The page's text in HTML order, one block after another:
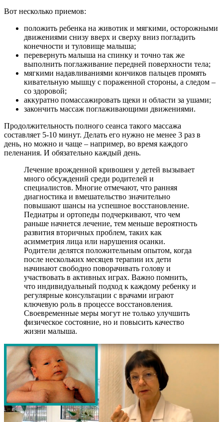
Вот несколько приемов:
положить ребенка на животик и мягкими, осторожными
движениями снизу вверх и сверху вниз погладить
конечности и туловище малыша;
перевернуть малыша на спинку и точно так же
выполнить поглаживание передней поверхности тела;
мягкими надавливаниями кончиков пальцев промять
кивательную мышцу с пораженной стороны, а следом –
со здоровой;
аккуратно помассажировать щеки и области за ушами;
закончить массаж поглаживающими движениями.
Продолжительность полного сеанса такого массажа
составляет 5-10 минут. Делать его нужно не менее 3 раз в
день, но можно и чаще – например, во время каждого
пеленания. И обязательно каждый день.
Лечение врожденной кривошеи у детей вызывает
много обсуждений среди родителей и
специалистов. Многие отмечают, что ранняя
диагностика и вмешательство значительно
повышают шансы на успешное восстановление.
Педиатры и ортопеды подчеркивают, что чем
раньше начнется лечение, тем меньше вероятность
развития вторичных проблем, таких как
асимметрия лица или нарушения осанки.
Родители делятся положительным опытом, когда
после нескольких месяцев терапии их дети
начинают свободно поворачивать голову и
участвовать в активных играх. Важно помнить,
что индивидуальный подход к каждому ребенку и
регулярные консультации с врачами играют
ключевую роль в процессе восстановления.
Своевременные меры могут не только улучшить
физическое состояние, но и повысить качество
жизни малыша.